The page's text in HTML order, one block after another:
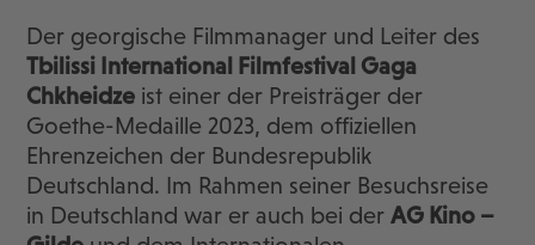
Der georgische Filmmanager und Leiter des
Tbilissi International Filmfestival Gaga
Chkheidze ist einer der Preisträger der
Goethe-Medaille 2023, dem offiziellen
Ehrenzeichen der Bundesrepublik
Deutschland. Im Rahmen seiner Besuchsreise
in Deutschland war er auch bei derAG Kino –